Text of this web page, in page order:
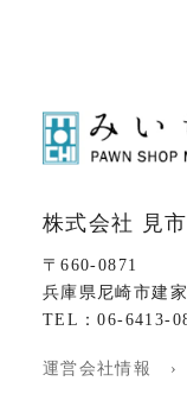
株式会社 見
〒660-0871
兵庫県尼崎市建
TEL：06-6413-
運営会社情報 ›